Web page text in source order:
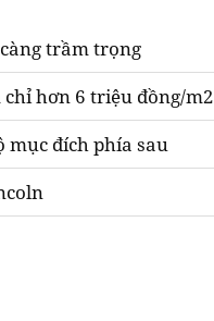
trầm trọng
hơn 6 triệu đồng/m2
mục đích phía sau